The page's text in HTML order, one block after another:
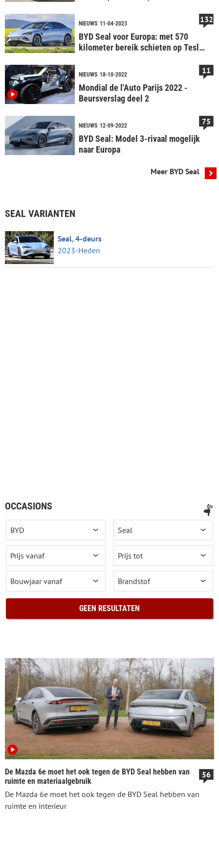
NIEUWS 11-04-2023
BYD Seal voor Europa: met 570
kilometer bereik schieten op Tesla
132
NIEUWS 18-10-2022
Mondial de l'Auto Parijs 2022 -
Beursverslag deel 2
11
NIEUWS 12-09-2022
BYD Seal: Model 3-rivaal mogelijk
naar Europa
75
Meer BYD Seal
SEAL VARIANTEN
Seal, 4-deurs
2023-Heden
OCCASIONS
GEEN RESULTATEN
De Mazda 6e moet het ook tegen de BYD Seal hebben van
ruimte en materiaalgebruik
56
De Mazda 6e moet het ook tegen de BYD Seal hebben van
ruimte en interieur